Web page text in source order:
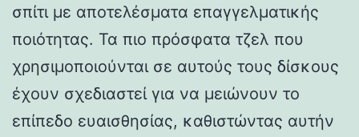
σπίτι με αποτελέσματα επαγγελματικής
ποιότητας. Τα πιο πρόσφατα τζελ που
χρησιμοποιούνται σε αυτούς τους δίσκους
έχουν σχεδιαστεί για να μειώνουν το
επίπεδο ευαισθησίας, καθιστώντας αυτήν